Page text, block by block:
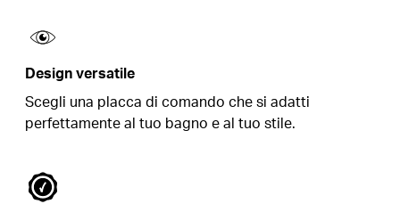
Design versatile
Scegli una placca di comando che si adatti
perfettamente al tuo bagno e al tuo stile.